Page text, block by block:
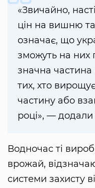
«Звичайно,
цін на вишню
означає, що
зможуть на них
значна частина
тих, хто
частину або
році», — додали
Водночас ті
врожай,
системи захисту